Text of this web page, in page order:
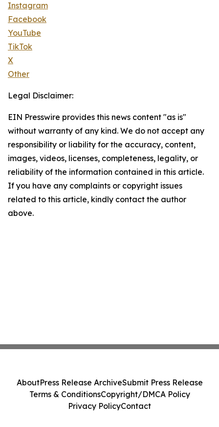
Instagram
Facebook
YouTube
TikTok
X
Other
Legal Disclaimer:
EIN Presswire provides this news content "as is"
without warranty of any kind. We do not accept any
responsibility or liability for the accuracy, content,
images, videos, licenses, completeness, legality, or
reliability of the information contained in this article.
If you have any complaints or copyright issues
related to this article, kindly contact the author
above.
AboutPress Release ArchiveSubmit Press Release
Terms & ConditionsCopyright/DMCA Policy
Privacy PolicyContact